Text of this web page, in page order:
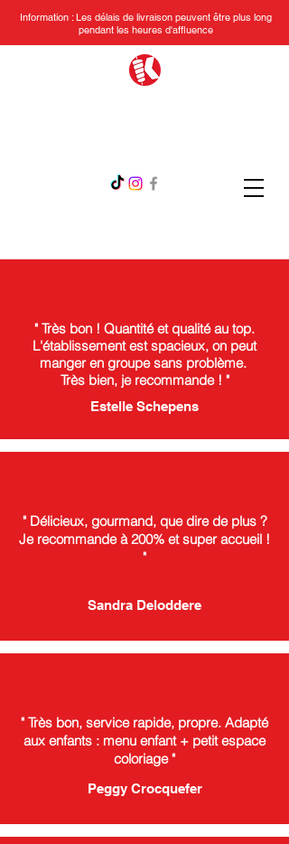
Information : Les délais de livraison peuvent être plus long
pendant les heures d'affluence
" Très bon ! Quantité et qualité au top.
L'établissement est spacieux, on peut
manger en groupe sans problème.
Très bien, je recommande ! "
Estelle Schepens
" Délicieux, gourmand, que dire de plus ?
Je recommande à 200% et super accueil !
"
Sandra Deloddere
" Très bon, service rapide, propre. Adapté
aux enfants : menu enfant + petit espace
coloriage "
Peggy Crocquefer